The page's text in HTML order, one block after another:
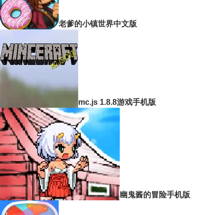
老爹的小镇世界中文版
mc.js 1.8.8游戏手机版
幽鬼酱的冒险手机版